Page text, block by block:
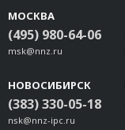
МОСКВА
(495) 980-64-06
msk@nnz.ru
НОВОСИБИРСК
(383) 330-05-18
nsk@nnz-ipc.ru